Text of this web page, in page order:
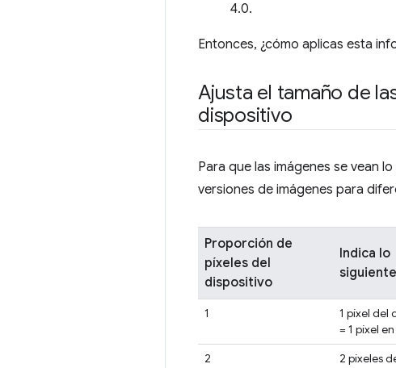
4.0.
Entonces, ¿cómo aplicas esta
Ajusta el tamaño de
dispositivo
Para que las imágenes se vean
versiones de imágenes para
Proporción de
píxeles del
dispositivo
Indica lo
1
1 píxel del
= 1 píxel en
2
2 píxeles